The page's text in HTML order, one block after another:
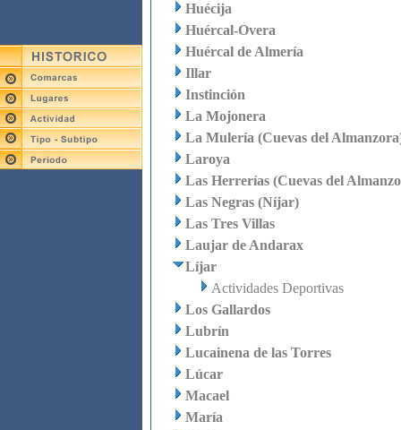
Huécija
Huércal-Overa
Huércal de Almería
Illar
Instinción
La Mojonera
La Mulería (Cuevas del
Laroya
Las Herrerías (Cuevas del
Las Negras (Níjar)
Las Tres Villas
Laujar de Andarax
Líjar
Actividades Deportivas
Los Gallardos
Lubrín
Lucainena de las Torres
Lúcar
Macael
María